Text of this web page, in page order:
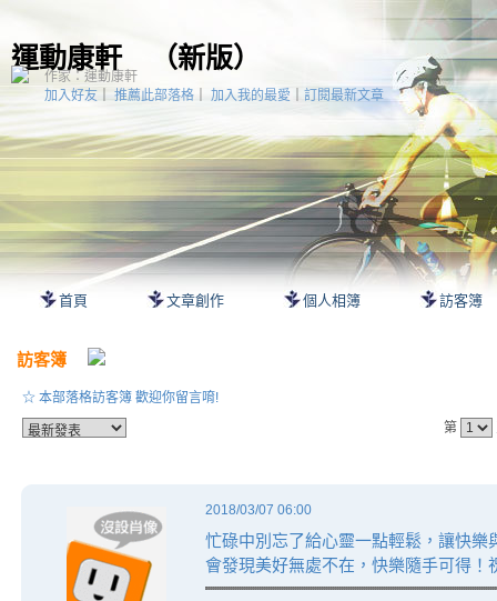
運動康軒（新版）
首頁 文章創作 個人相簿 訪客簿
加入好友 推薦此部落格 加入我的最愛 訂閱最新文章
作家：運動康軒
訪客簿
☆ 本部落格訪客簿 歡迎你留言唷!
第
2018/03/07 06:00
忙碌中別忘了給心靈一點輕鬆，讓快
會發現美好無處不在，快樂隨手可得！